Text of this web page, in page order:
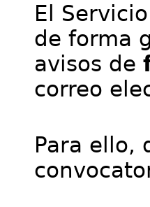
El
de forma
avisos de
correo
Para ello,